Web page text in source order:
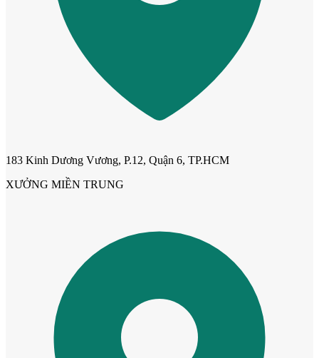
183 Kinh Dương Vương, P.12, Quận 6, TP.HCM
XƯỞNG MIỀN TRUNG